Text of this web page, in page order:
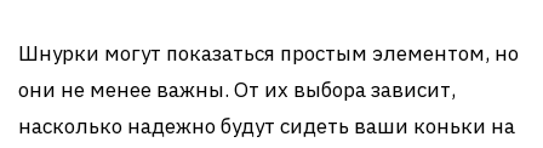
Шнурки могут показаться простым элементом, но
они не менее важны. От их выбора зависит,
насколько надежно будут сидеть ваши коньки на